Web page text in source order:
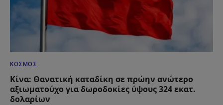
ΚΌΣΜΟΣ
Κίνα: Θανατική καταδίκη σε πρώην ανώτερο
αξιωματούχο για δωροδοκίες ύψους 324 εκατ.
δολαρίων